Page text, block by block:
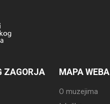
ZAGORJA MAPA WEBA
O muzejima